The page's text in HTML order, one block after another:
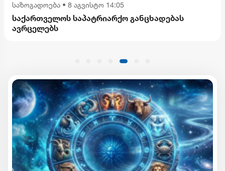
საზოგადოება • 8 აგვისტო 14:05
საქართველოს საპატრიარქო განცხადებას
ავრცელებს